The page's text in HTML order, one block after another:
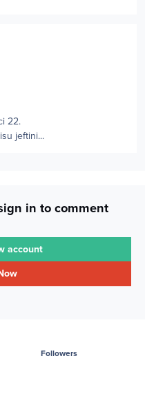
22.
jeftini...
in to comment
account
Followers